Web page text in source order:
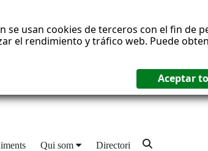
se usan cookies de terceros con el fin de
el rendimiento y tráfico web. Puede
Qui som Directori